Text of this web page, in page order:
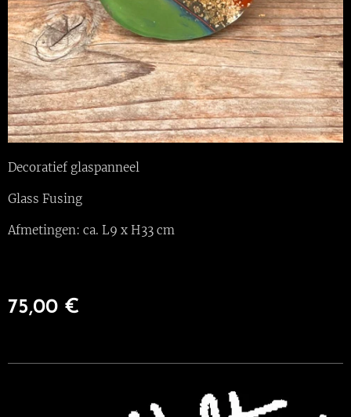
Decoratief glaspanneel
Glass Fusing
Afmetingen: ca. L9 x H33 cm
75,00 €